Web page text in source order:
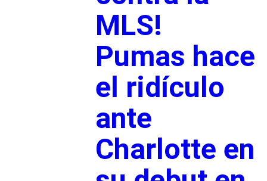
MLS!
Pumas hace
el ridículo
ante
Charlotte en